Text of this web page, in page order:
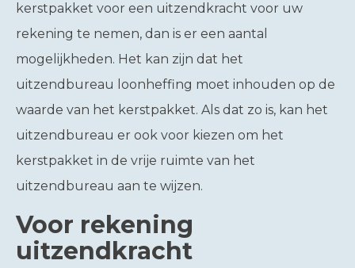
kerstpakket voor een uitzendkracht voor uw
rekening te nemen, dan is er een aantal
mogelijkheden. Het kan zijn dat het
uitzendbureau loonheffing moet inhouden op de
waarde van het kerstpakket. Als dat zo is, kan het
uitzendbureau er ook voor kiezen om het
kerstpakket in de vrije ruimte van het
uitzendbureau aan te wijzen.
Voor rekening
uitzendkracht